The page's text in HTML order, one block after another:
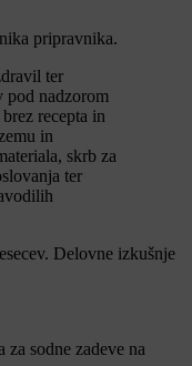
pripravnika.
ter
pod nadzorom
recepta in
in
skrb za
ter
Delovne izkušnje
za sodne zadeve na